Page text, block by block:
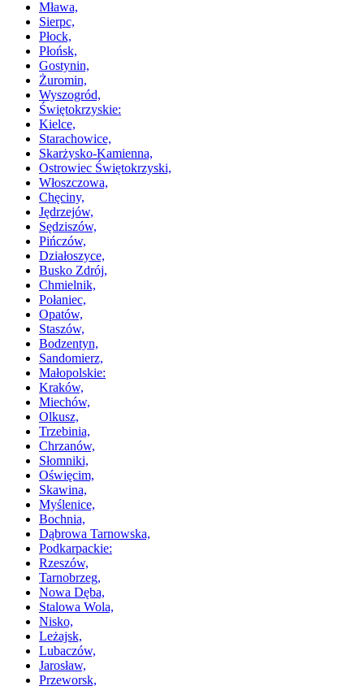
Mława,
Sierpc,
Płock,
Płońsk,
Gostynin,
Żuromin,
Wyszogród,
Świętokrzyskie:
Kielce,
Starachowice,
Skarżysko-Kamienna,
Ostrowiec Świętokrzyski,
Włoszczowa,
Chęciny,
Jędrzejów,
Sędziszów,
Pińczów,
Działoszyce,
Busko Zdrój,
Chmielnik,
Połaniec,
Opatów,
Staszów,
Bodzentyn,
Sandomierz,
Małopolskie:
Kraków,
Miechów,
Olkusz,
Trzebinia,
Chrzanów,
Słomniki,
Oświęcim,
Skawina,
Myślenice,
Bochnia,
Dąbrowa Tarnowska,
Podkarpackie:
Rzeszów,
Tarnobrzeg,
Nowa Dęba,
Stalowa Wola,
Nisko,
Leżajsk,
Lubaczów,
Jarosław,
Przeworsk,